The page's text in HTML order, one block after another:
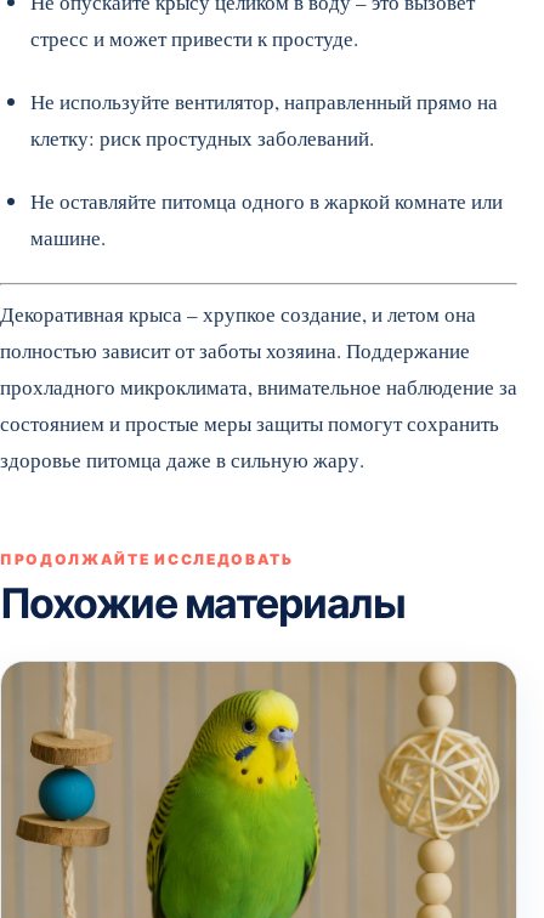
стресс и может привести к простуде.
Не используйте вентилятор, направленный прямо на
клетку: риск простудных заболеваний.
Не оставляйте питомца одного в жаркой комнате или
машине.
Декоративная крыса – хрупкое создание, и летом она
полностью зависит от заботы хозяина. Поддержание
прохладного микроклимата, внимательное наблюдение за
состоянием и простые меры защиты помогут сохранить
здоровье питомца даже в сильную жару.
ПРОДОЛЖАЙТЕ ИССЛЕДОВАТЬ
Похожие материалы